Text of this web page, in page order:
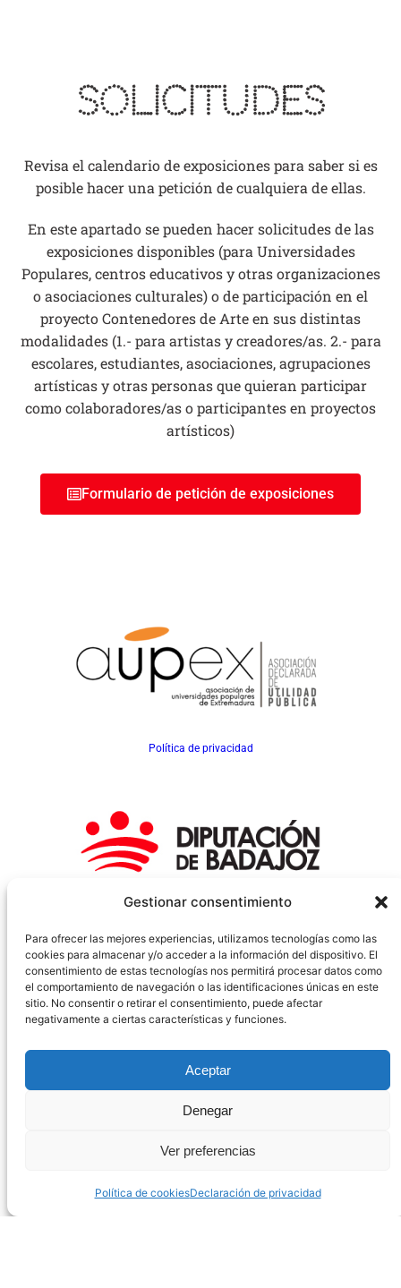
Gestionar consentimiento
Para ofrecer las mejores experiencias, utilizamos tecnologías como las
cookies para almacenar y/o acceder a la información del dispositivo. El
consentimiento de estas tecnologías nos permitirá procesar datos como
el comportamiento de navegación o las identificaciones únicas en este
sitio. No consentir o retirar el consentimiento, puede afectar
negativamente a ciertas características y funciones.
Aceptar
Denegar
Ver preferencias
Política de cookiesDeclaración de privacidad
Solicitudes
Revisa el calendario de exposiciones para saber si es
posible hacer una petición de cualquiera de ellas.
En este apartado se pueden hacer solicitudes de las
exposiciones disponibles (para Universidades
Populares, centros educativos y otras organizaciones
o asociaciones culturales) o de participación en el
proyecto Contenedores de Arte en sus distintas
modalidades (1.- para artistas y creadores/as. 2.- para
escolares, estudiantes, asociaciones, agrupaciones
artísticas y otras personas que quieran participar
como colaboradores/as o participantes en proyectos
artísticos)
Formulario de petición de exposiciones
Política de privacidad